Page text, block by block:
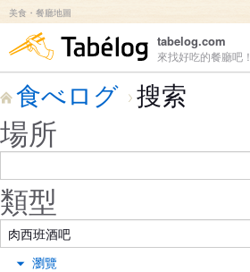
美食・餐廳地圖
食べログ
tabelog.com
來找好吃的餐廳吧！
食べログ 搜索
場所
類型
瀏覽